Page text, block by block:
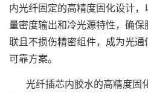
内光纤固定的高精度固化设计
量密度输出和冷光源特性，确
联且不损伤精密组件，成为光
可靠方案。
光纤插芯内胶水的高精度固